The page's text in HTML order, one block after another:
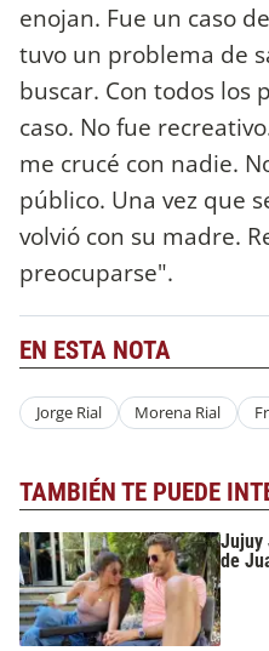
enojan. Fue un caso
tuvo un problema de
buscar. Con todos los
caso. No fue
me crucé con nadie.
público. Una vez que
volvió con su madre.
preocuparse".
EN ESTA NOTA
Jorge Rial Morena Rial
TAMBIÉN TE PUEDE
Jujuy
de